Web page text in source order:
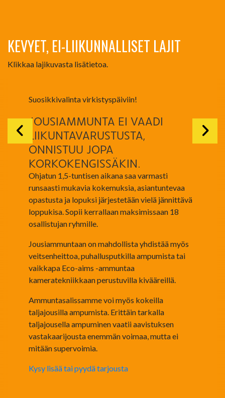
KEVYET, EI-LIIKUNNALLISET LAJIT
Klikkaa lajikuvasta lisätietoa.
Suosikkivalinta virkistyspäiviin!
JOUSIAMMUNTA EI VAADI
LIIKUNTAVARUSTUSTA,
ONNISTUU JOPA
KORKOKENGISSÄKIN.
Ohjatun 1,5-tuntisen aikana saa varmasti
runsaasti mukavia kokemuksia, asiantuntevaa
opastusta ja lopuksi järjestetään vielä jännittävä
loppukisa. Sopii kerrallaan maksimissaan 18
osallistujan ryhmille.
Jousiammuntaan on mahdollista yhdistää myös
veitsenheittoa, puhallusputkilla ampumista tai
vaikkapa Eco-aims -ammuntaa
kameratekniikkaan perustuvilla kivääreillä.
Ammuntasalissamme voi myös kokeilla
taljajousilla ampumista. Erittäin tarkalla
taljajousella ampuminen vaatii aavistuksen
vastakaarijousta enemmän voimaa, mutta ei
mitään supervoimia.
Kysy lisää tai pyydä tarjousta